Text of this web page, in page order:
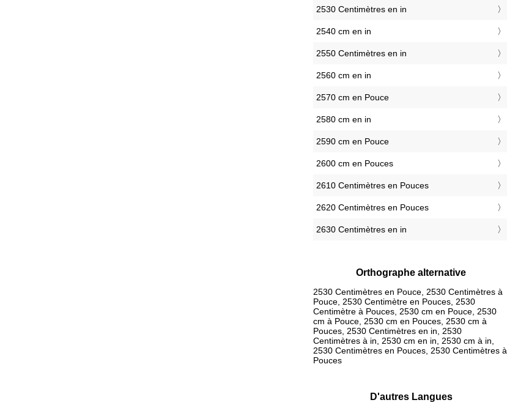
2530 Centimètres en in
2540 cm en in
2550 Centimètres en in
2560 cm en in
2570 cm en Pouce
2580 cm en in
2590 cm en Pouce
2600 cm en Pouces
2610 Centimètres en Pouces
2620 Centimètres en Pouces
2630 Centimètres en in
Orthographe alternative
2530 Centimètres en Pouce, 2530 Centimètres à
Pouce, 2530 Centimètre en Pouces, 2530
Centimètre à Pouces, 2530 cm en Pouce, 2530
cm à Pouce, 2530 cm en Pouces, 2530 cm à
Pouces, 2530 Centimètres en in, 2530
Centimètres à in, 2530 cm en in, 2530 cm à in,
2530 Centimètres en Pouces, 2530 Centimètres à
Pouces
D'autres Langues